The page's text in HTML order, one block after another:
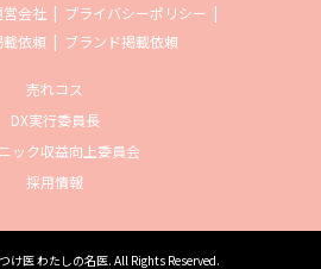
営会社
プライバシーポリシー
依頼
ブランド掲載依頼
売れコス
DX実行委員長
ック収益向上委員会
採用情報
け医 わたしの名医. All Rights Reserved.